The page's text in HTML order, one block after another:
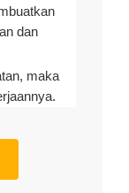
dan
maka